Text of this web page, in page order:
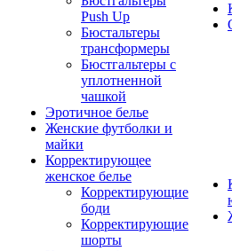
Push Up
Бюстальтеры
трансформеры
Бюстгальтеры с
уплотненной
чашкой
Эротичное белье
Женские футболки и
майки
Корректирующее
женское белье
Корректирующие
боди
Корректирующие
шорты